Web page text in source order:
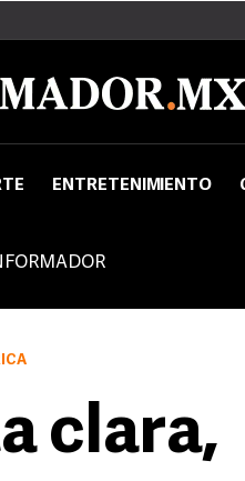
ENTRETENIMIENTO
clara,